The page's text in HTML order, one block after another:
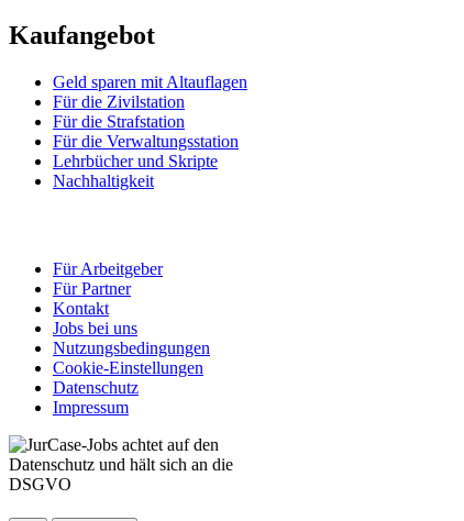
Kaufangebot
Geld sparen mit Altauflagen
Für die Zivilstation
Für die Strafstation
Für die Verwaltungsstation
Lehrbücher und Skripte
Nachhaltigkeit
Für Arbeitgeber
Für Partner
Kontakt
Jobs bei uns
Nutzungsbedingungen
Cookie-Einstellungen
Datenschutz
Impressum